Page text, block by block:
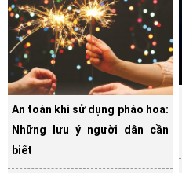
An toàn khi sử dụng pháo hoa:
Những lưu ý người dân cần
biết